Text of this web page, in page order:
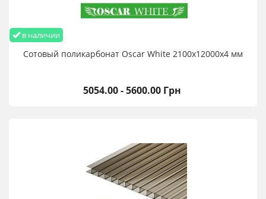
в наличии
Сотовый поликарбонат Oscar White 2100х12000х4 мм
5054.00 - 5600.00 Грн